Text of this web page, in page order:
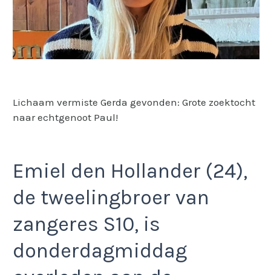
Lichaam vermiste Gerda gevonden: Grote zoektocht
naar echtgenoot Paul!
Emiel den Hollander (24),
de tweelingbroer van
zangeres S10, is
donderdagmiddag